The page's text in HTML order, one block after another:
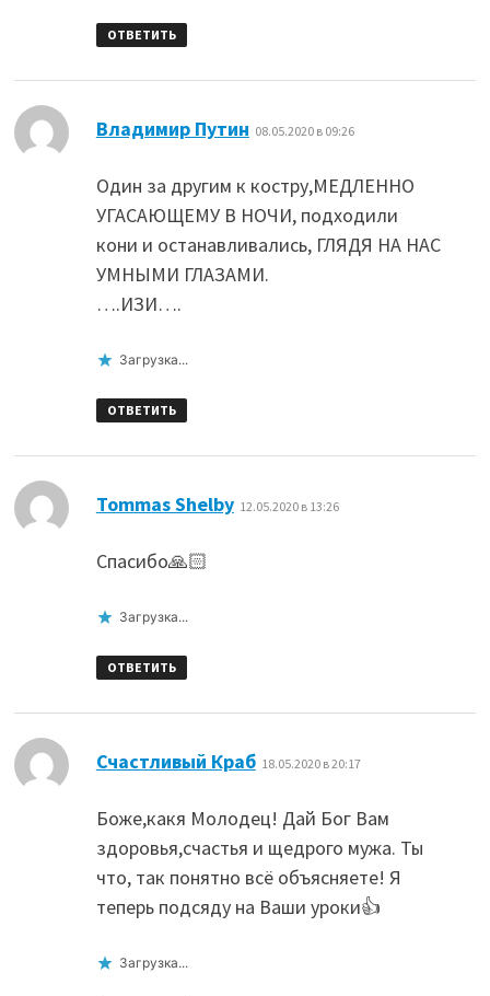
ОТВЕТИТЬ
Владимир Путин 08.05.2020 в 09:26
Один за другим к костру,МЕДЛЕННО
УГАСАЮЩЕМУ В НОЧИ, подходили
кони и останавливались, ГЛЯДЯ НА НАС
УМНЫМИ ГЛАЗАМИ.
….ИЗИ….
Загрузка...
ОТВЕТИТЬ
Tommas Shelby: 12.05.2020 в 13:26
Спасибо🙏🏻
Загрузка...
ОТВЕТИТЬ
Счастливый Краб: 18.05.2020 в 20:17
Боже,какя Молодец! Дай Бог Вам
здоровья,счастья и щедрого мужа. Ты
что, так понятно всё объясняете! Я
теперь подсяду на Ваши уроки👍
Загрузка...